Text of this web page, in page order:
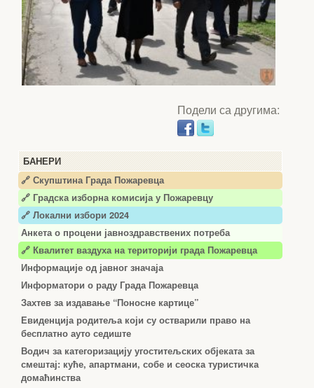
БАНЕРИ
🔗 Скупштина Града Пожаревца
🔗 Градска изборна комисија у Пожаревцу
🔗 Локални избори 2024
Анкета о процени јавноздравствених потреба
🔗 Квалитет ваздуха на територији града Пожаревца
Информације од јавног значаја
Информатори о раду Града Пожаревца
Захтев за издавање “Поносне картице”
Евиденција родитеља који су остварили право на
бесплатно ауто седиште
Водич за категоризацију угоститељских објеката за
смештај: куће, апартмани, собе и сеоска туристичка
домаћинства
Подели са другима: